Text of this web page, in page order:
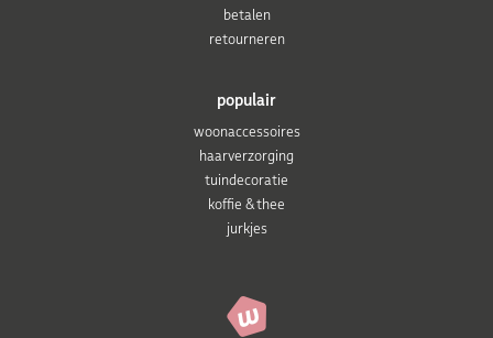
populair
woonaccessoires
haarverzorging
tuindecoratie
koffie & thee
jurkjes
betalen
retourneren